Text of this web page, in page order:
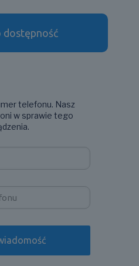
dostępność
telefonu. Nasz
w sprawie tego